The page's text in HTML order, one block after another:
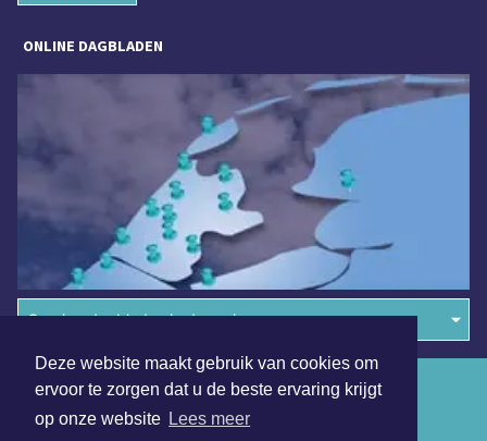
Deze website maakt gebruik van cookies om
ervoor te zorgen dat u de beste ervaring krijgt
op onze website Lees meer
ONLINE DAGBLADEN
Overige dagbladen in de regio
Algemene voorwaarden
Disclaimer